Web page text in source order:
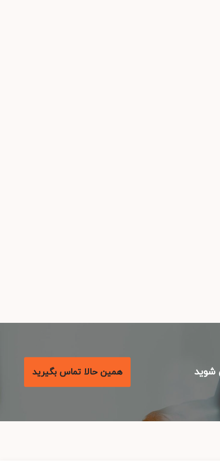
همین حالا تماس بگیرید